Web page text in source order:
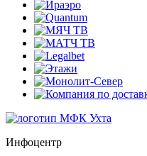
Инфоцентр